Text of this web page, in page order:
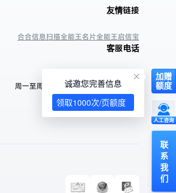
友情链接
合合信息扫描全能王名片全能王启信宝
客服电话
400-6666-582
周一至周日9:00-18:00 (法定假日除外)
加赠
额度
人工咨询
联
系
我
们
诚邀您完善信息
领取1000次/页额度